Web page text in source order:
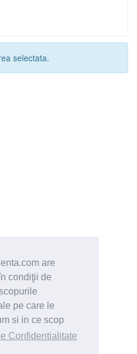
are
condiţii de
pe care le
si in ce scop
Confidentialitate
selectata.